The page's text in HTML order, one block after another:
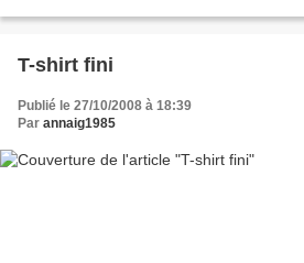
T-shirt fini
Publié le 27/10/2008 à 18:39
Par annaig1985